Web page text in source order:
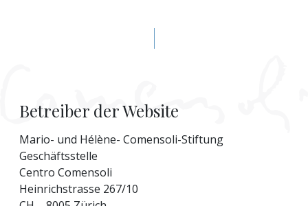
Betreiber der Website
Mario- und Hélène- Comensoli-Stiftung
Geschäftsstelle
Centro Comensoli
Heinrichstrasse 267/10